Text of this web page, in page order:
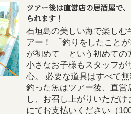
ツアー後は直営店の居酒屋で
られます！
石垣島の美しい海で楽しむ
アー！ 「釣りをしたこと
が初めて」という初めての
小さなお子様もスタッフが
心。 必要な道具はすべて
釣った魚はツアー後、直営
し、お召し上がりいただ
にてお支払いください（